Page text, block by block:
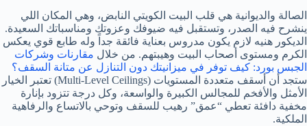
الصالة والديوانية هي قلب البيت الكويتي النابض، وهي المكان اللي
ينشرح فيه الصدر، وتستقبل فيه ضيوفك وعزوتك ومناسباتك السعيدة.
الديكور هنيه لازم يكون مدروس بعناية فائقة جداً وله طابع قوي يعكس
الكرم ومستوى أصحاب البيت وهيبتهم. من خلال مقارنات وشركات
الجبس بورد: كيف توفر في ميزانيتك دون التنازل عن متانة السقف؟
ستجد أن أسقف متعددة المستويات (Multi-Level Ceilings) تعتبر الخيار
الأمثل والأفخم للمجالس الكبيرة والواسعة، وكل درجة تتزود بإنارة
مخفية دافئة تعطي “عمق” رهيب للسقف وتوحي بالاتساع والرفاهية
الملكية.